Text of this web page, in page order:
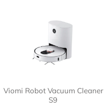
Viomi Robot Vacuum Cleaner
S9